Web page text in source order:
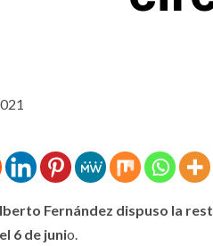
Fernández dispuso la
6 de junio.